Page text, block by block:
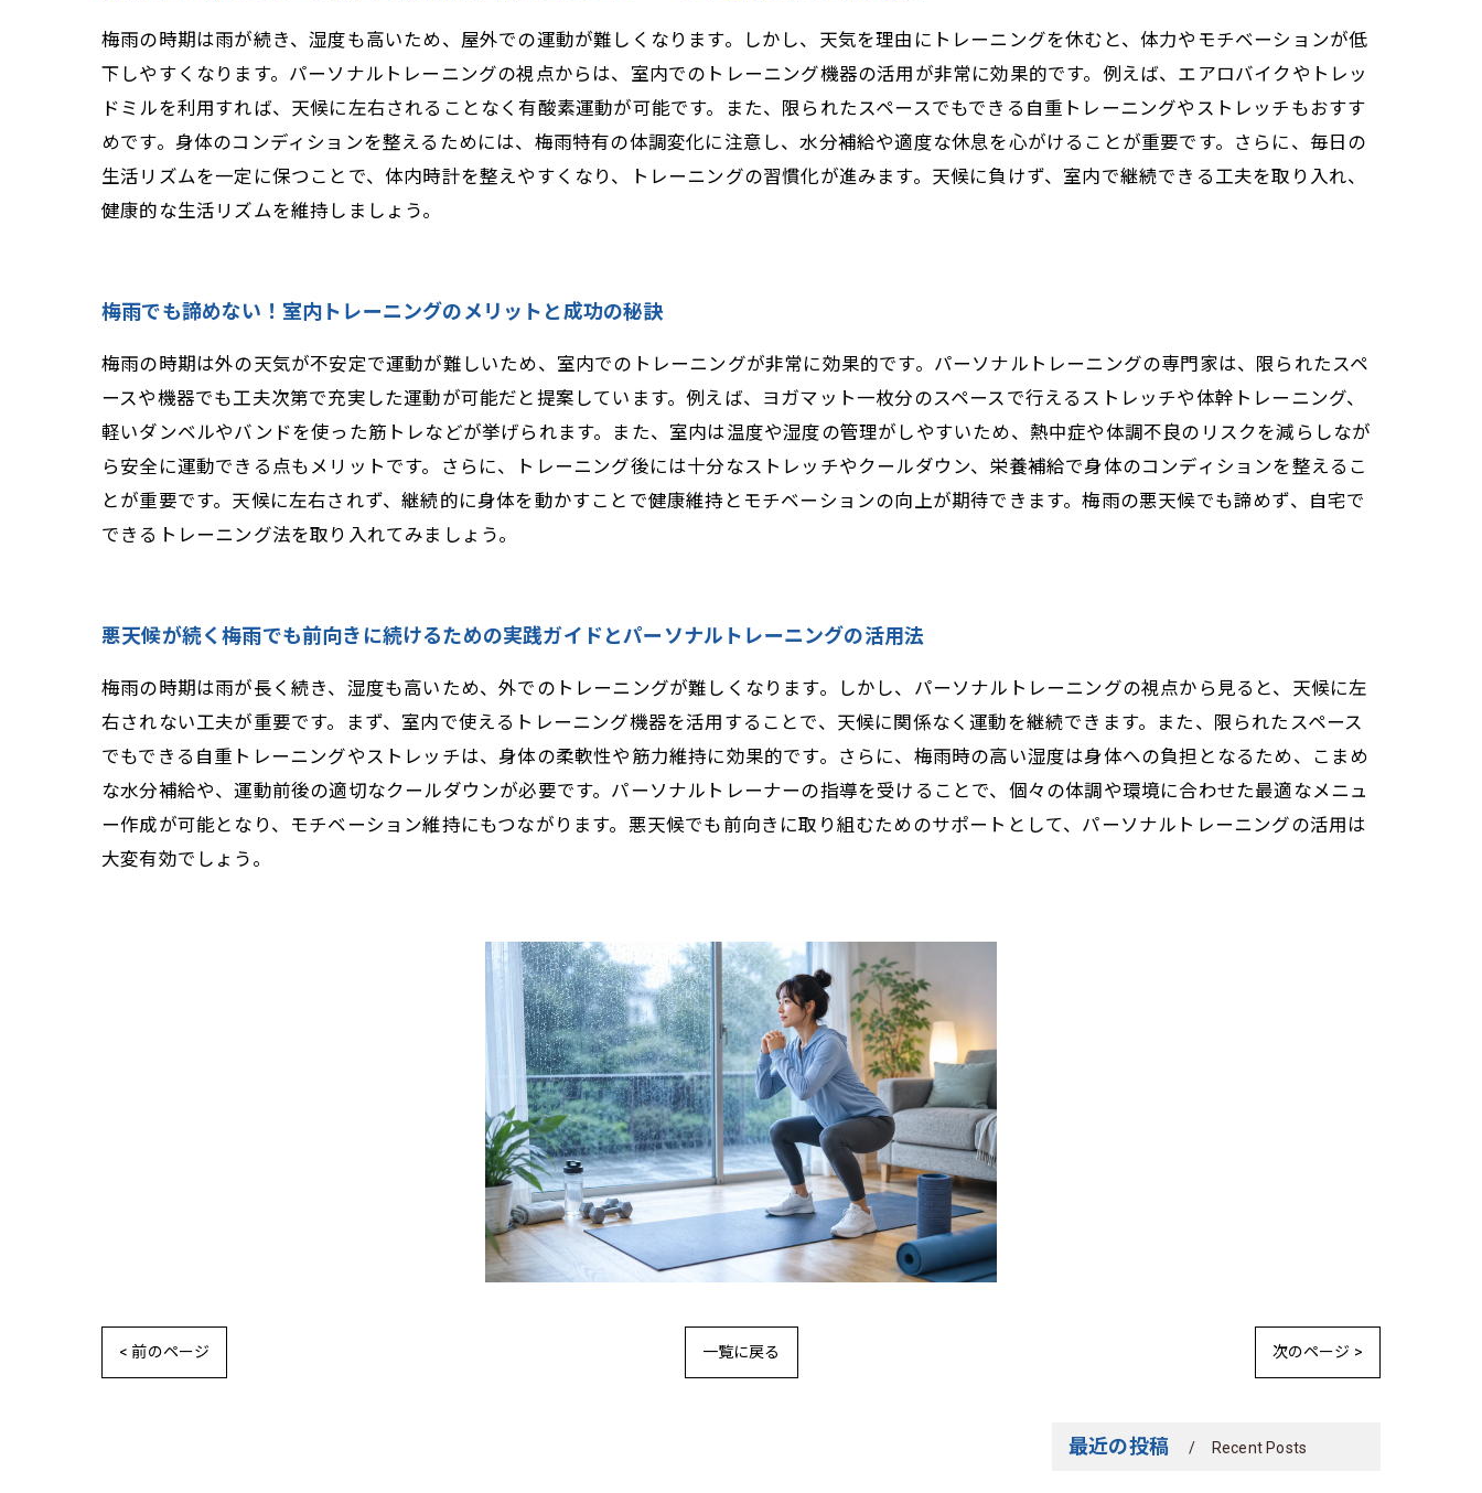
梅雨の時期は雨が続き、湿度も高いため、屋外での運動が難しくなります。しかし、天気を理由にトレーニングを休むと、体力やモチベーションが低
下しやすくなります。パーソナルトレーニングの視点からは、室内でのトレーニング機器の活用が非常に効果的です。例えば、エアロバイクやトレッ
ドミルを利用すれば、天候に左右されることなく有酸素運動が可能です。また、限られたスペースでもできる自重トレーニングやストレッチもおすす
めです。身体のコンディションを整えるためには、梅雨特有の体調変化に注意し、水分補給や適度な休息を心がけることが重要です。さらに、毎日の
生活リズムを一定に保つことで、体内時計を整えやすくなり、トレーニングの習慣化が進みます。天候に負けず、室内で継続できる工夫を取り入れ、
健康的な生活リズムを維持しましょう。
梅雨でも諦めない！室内トレーニングのメリットと成功の秘訣
梅雨の時期は外の天気が不安定で運動が難しいため、室内でのトレーニングが非常に効果的です。パーソナルトレーニングの専門家は、限られたスペ
ースや機器でも工夫次第で充実した運動が可能だと提案しています。例えば、ヨガマット一枚分のスペースで行えるストレッチや体幹トレーニング、
軽いダンベルやバンドを使った筋トレなどが挙げられます。また、室内は温度や湿度の管理がしやすいため、熱中症や体調不良のリスクを減らしなが
ら安全に運動できる点もメリットです。さらに、トレーニング後には十分なストレッチやクールダウン、栄養補給で身体のコンディションを整えるこ
とが重要です。天候に左右されず、継続的に身体を動かすことで健康維持とモチベーションの向上が期待できます。梅雨の悪天候でも諦めず、自宅で
できるトレーニング法を取り入れてみましょう。
悪天候が続く梅雨でも前向きに続けるための実践ガイドとパーソナルトレーニングの活用法
梅雨の時期は雨が長く続き、湿度も高いため、外でのトレーニングが難しくなります。しかし、パーソナルトレーニングの視点から見ると、天候に左
右されない工夫が重要です。まず、室内で使えるトレーニング機器を活用することで、天候に関係なく運動を継続できます。また、限られたスペース
でもできる自重トレーニングやストレッチは、身体の柔軟性や筋力維持に効果的です。さらに、梅雨時の高い湿度は身体への負担となるため、こまめ
な水分補給や、運動前後の適切なクールダウンが必要です。パーソナルトレーナーの指導を受けることで、個々の体調や環境に合わせた最適なメニュ
ー作成が可能となり、モチベーション維持にもつながります。悪天候でも前向きに取り組むためのサポートとして、パーソナルトレーニングの活用は
大変有効でしょう。
< 前のページ 一覧に戻る 次のページ >
最近の投稿 Recent Posts